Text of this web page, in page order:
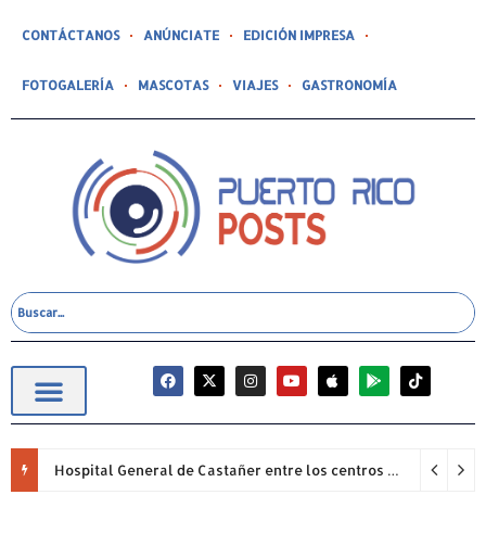
CONTÁCTANOS ANÚNCIATE EDICIÓN IMPRESA
FOTOGALERÍA MASCOTAS VIAJES GASTRONOMÍA
Hospital General de Castañer entre los centros de salud comunitarios con mejor desempeño clínico de Estados Unidos